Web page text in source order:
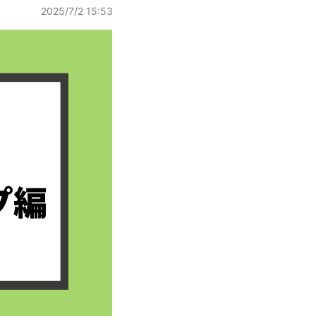
2025/7/2 15:53